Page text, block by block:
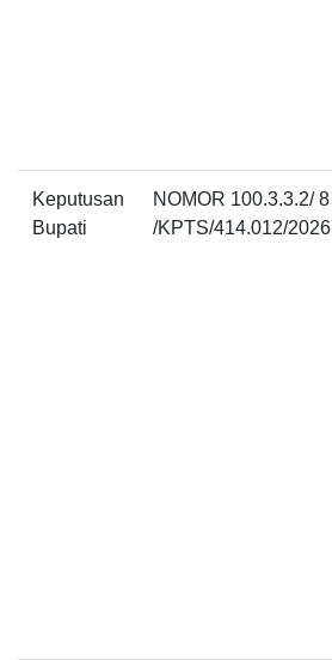
Keputusan
Bupati
NOMOR 100.3.3.2/ 8
/KPTS/414.012/2026